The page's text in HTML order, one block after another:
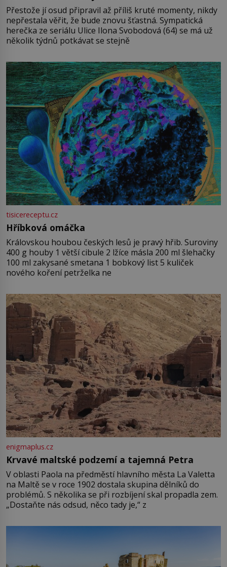
Přestože jí osud připravil až příliš kruté momenty, nikdy
nepřestala věřit, že bude znovu šťastná. Sympatická
herečka ze seriálu Ulice Ilona Svobodová (64) se má už
několik týdnů potkávat se stejně
tisicereceptu.cz
Hříbková omáčka
Královskou houbou českých lesů je pravý hřib. Suroviny
400 g houby 1 větší cibule 2 lžíce másla 200 ml šlehačky
100 ml zakysané smetana 1 bobkový list 5 kuliček
nového koření petrželka ne
enigmaplus.cz
Krvavé maltské podzemí a tajemná Petra
V oblasti Paola na předměstí hlavního města La Valetta
na Maltě se v roce 1902 dostala skupina dělníků do
problémů. S několika se při rozbíjení skal propadla zem.
„Dostaňte nás odsud, něco tady je,“ z